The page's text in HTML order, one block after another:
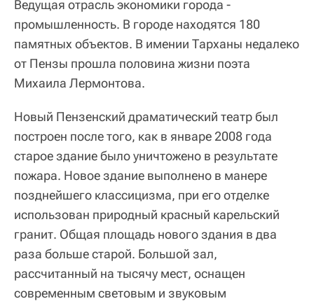
Ведущая отрасль экономики города -
промышленность. В городе находятся 180
памятных объектов. В имении Тарханы недалеко
от Пензы прошла половина жизни поэта
Михаила Лермонтова.
Новый Пензенский драматический театр был
построен после того, как в январе 2008 года
старое здание было уничтожено в результате
пожара. Новое здание выполнено в манере
позднейшего классицизма, при его отделке
использован природный красный карельский
гранит. Общая площадь нового здания в два
раза больше старой. Большой зал,
рассчитанный на тысячу мест, оснащен
современным световым и звуковым